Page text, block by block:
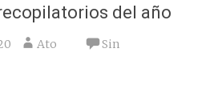
del año
Ato
Sin